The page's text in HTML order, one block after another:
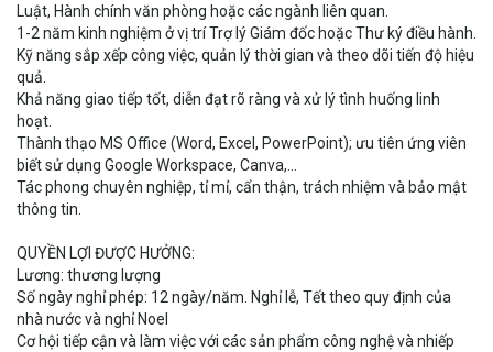
Luật, Hành chính văn phòng hoặc các ngành liên quan.
1-2 năm kinh nghiệm ở vị trí Trợ lý Giám đốc hoặc Thư ký điều hành.
Kỹ năng sắp xếp công việc, quản lý thời gian và theo dõi tiến độ hiệu
quả.
Khả năng giao tiếp tốt, diễn đạt rõ ràng và xử lý tình huống linh
hoạt.
Thành thạo MS Office (Word, Excel, PowerPoint); ưu tiên ứng viên
biết sử dụng Google Workspace, Canva,…
Tác phong chuyên nghiệp, tỉ mỉ, cẩn thận, trách nhiệm và bảo mật
thông tin.
QUYỀN LỢI ĐƯỢC HƯỞNG:
Lương: thương lượng
Số ngày nghỉ phép: 12 ngày/năm. Nghỉ lễ, Tết theo quy định của
nhà nước và nghỉ Noel
Cơ hội tiếp cận và làm việc với các sản phẩm công nghệ và nhiếp